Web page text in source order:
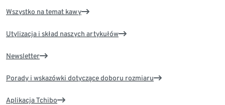
Wszystko na temat kawy
Utylizacja i skład naszych artykułów
Newsletter
Porady i wskazówki dotyczące doboru rozmiaru
Aplikacja Tchibo